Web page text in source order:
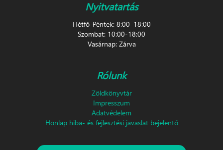
Nyitvatartás
Hétfő-Péntek: 8:00–18:00
Szombat: 10:00-18:00
Vasárnap: Zárva
Rólunk
Zöldkönyvtár
Impresszum
Adatvédelem
Honlap hiba- és fejlesztési javaslat bejelentő